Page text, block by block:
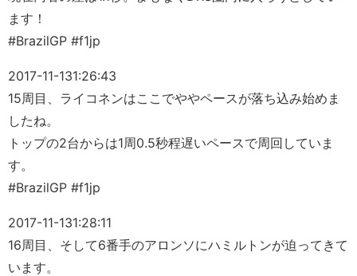
ます！
#BrazilGP #f1jp
2017-11-131:26:43
15周目、ライコネンはここでややペースが落ち込み始めま
したね。
トップの2台からは1周0.5秒程遅いペースで周回していま
す。
#BrazilGP #f1jp
2017-11-131:28:11
16周目、そして6番手のアロンソにハミルトンが迫ってきて
います。